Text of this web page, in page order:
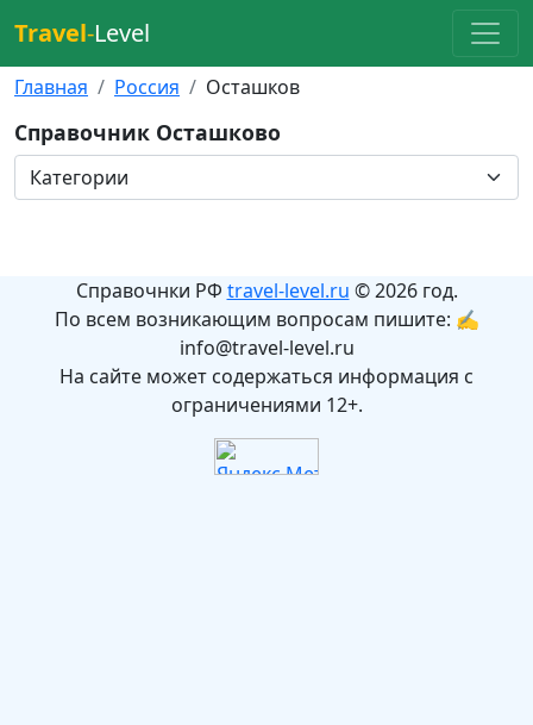
Travel-Level
Главная Россия Осташков
Справочник Осташково
Справочнки РФ travel-level.ru © 2026 год.
По всем возникающим вопросам пишите: ✍
info@travel-level.ru
На сайте может содержаться информация с
ограничениями 12+.